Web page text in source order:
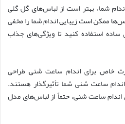
شما، بهتر است از لباس‌های گل گلی
ممکن است زیبایی اندام شما را مخفی
استفاده کنید تا ویژگی‌های جذاب
خاص برای اندام ساعت شنی طراحی
ساعت شنی شما تأثیرگذار هستند.
اندام ساعت شنی، حتماً از لباس‌های مدل